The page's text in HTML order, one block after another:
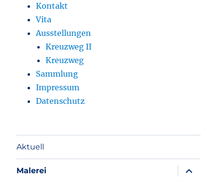
Kontakt
Vita
Ausstellungen
Kreuzweg II
Kreuzweg
Sammlung
Impressum
Datenschutz
Aktuell
Malerei
anzeigen